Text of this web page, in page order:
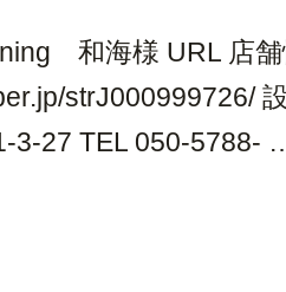
和海様 URL 店
strJ000999726/
3-27 TEL 050-5788-